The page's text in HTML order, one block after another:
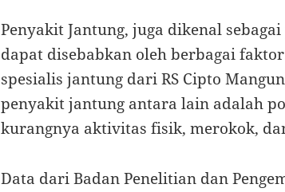
Penyakit Jantung, juga dikenal
dapat disebabkan oleh berbagai
spesialis jantung dari RS Cipto
penyakit jantung antara lain adalah
kurangnya aktivitas fisik, merokok,
Data dari Badan Penelitian dan